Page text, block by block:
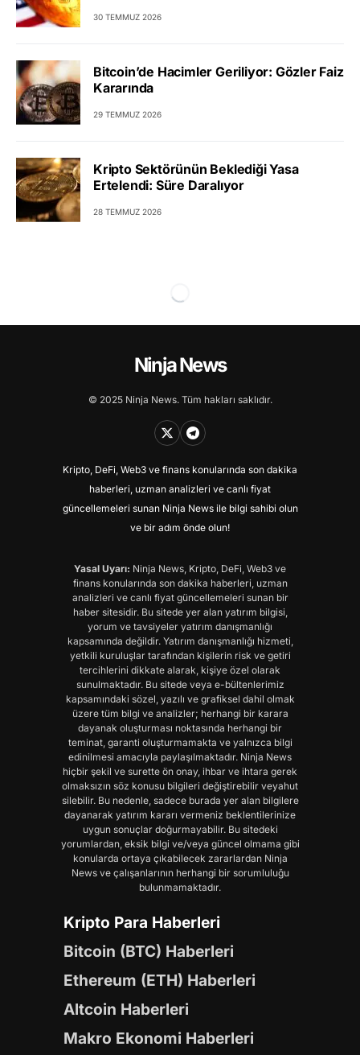
30 TEMMUZ 2026
Bitcoin’de Hacimler Geriliyor: Gözler Faiz
Kararında
29 TEMMUZ 2026
Kripto Sektörünün Beklediği Yasa
Ertelendi: Süre Daralıyor
28 TEMMUZ 2026
Ninja News
© 2025 Ninja News. Tüm hakları saklıdır.
Kripto, DeFi, Web3 ve finans konularında son dakika
haberleri, uzman analizleri ve canlı fiyat
güncellemeleri sunan Ninja News ile bilgi sahibi olun
ve bir adım önde olun!
Yasal Uyarı: Ninja News, Kripto, DeFi, Web3 ve
finans konularında son dakika haberleri, uzman
analizleri ve canlı fiyat güncellemeleri sunan bir
haber sitesidir. Bu sitede yer alan yatırım bilgisi,
yorum ve tavsiyeler yatırım danışmanlığı
kapsamında değildir. Yatırım danışmanlığı hizmeti,
yetkili kuruluşlar tarafından kişilerin risk ve getiri
tercihlerini dikkate alarak, kişiye özel olarak
sunulmaktadır. Bu sitede veya e-bültenlerimiz
kapsamındaki sözel, yazılı ve grafiksel dahil olmak
üzere tüm bilgi ve analizler; herhangi bir karara
dayanak oluşturması noktasında herhangi bir
teminat, garanti oluşturmamakta ve yalnızca bilgi
edinilmesi amacıyla paylaşılmaktadır. Ninja News
hiçbir şekil ve surette ön onay, ihbar ve ihtara gerek
olmaksızın söz konusu bilgileri değiştirebilir veyahut
silebilir. Bu nedenle, sadece burada yer alan bilgilere
dayanarak yatırım kararı vermeniz beklentilerinize
uygun sonuçlar doğurmayabilir. Bu sitedeki
yorumlardan, eksik bilgi ve/veya güncel olmama gibi
konularda ortaya çıkabilecek zararlardan Ninja
News ve çalışanlarının herhangi bir sorumluluğu
bulunmamaktadır.
Kripto Para Haberleri
Bitcoin (BTC) Haberleri
Ethereum (ETH) Haberleri
Altcoin Haberleri
Makro Ekonomi Haberleri